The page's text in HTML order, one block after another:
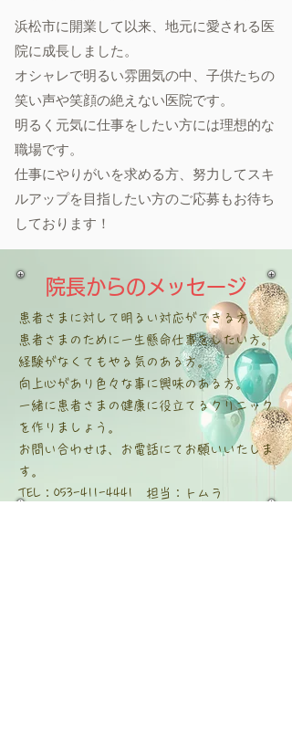
浜松市に開業して以来、地元に愛される医
院に成長しました。
オシャレで明るい雰囲気の中、子供たちの
笑い声や笑顔の絶えない医院です。
明るく元気に仕事をしたい方には理想的な
職場です。
仕事にやりがいを求める方、努力してスキ
ルアップを目指したい方のご応募もお待ち
しております！
院長からのメッセージ
患者さまに対して明るい対応ができる方。
患者さまのために一生懸命仕事をしたい方。
経験がなくてもやる気のある方。
向上心があり色々な事に興味のある方。
一緒に患者さまの健康に役立てるクリニック
を作りましょう。
お問い合わせは、お電話にてお願いいたしま
す。
TEL：053-411-4441 担当：トムラ